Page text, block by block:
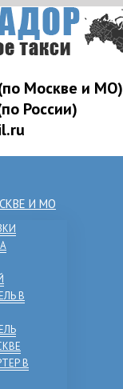
Москве и МО)
России)
И МО
В
В